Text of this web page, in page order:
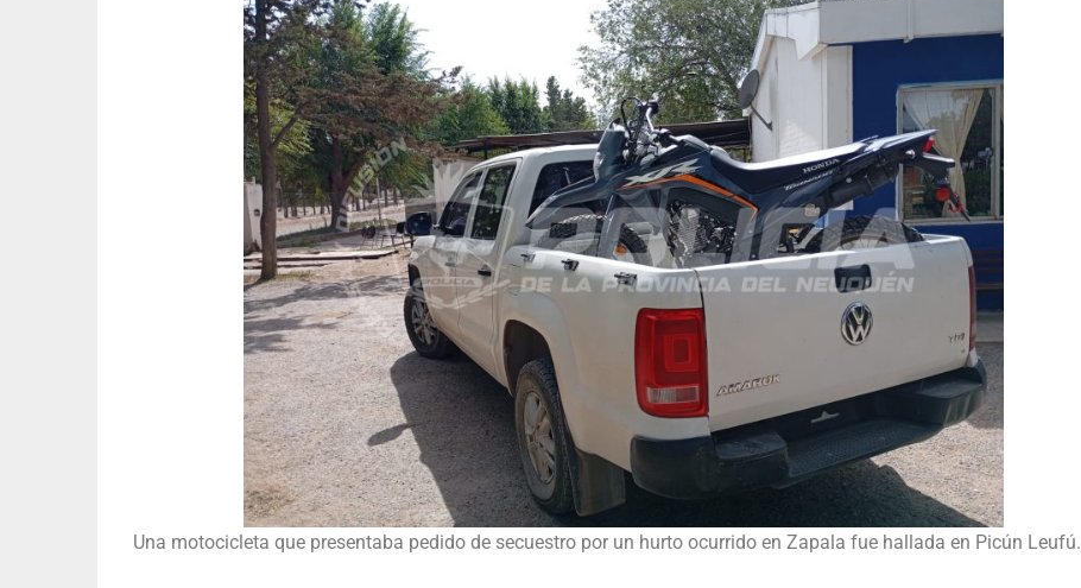
Una motocicleta que presentaba pedido de secuestro por un hurto ocurrido en Zapala fue hallada en Picún Leufú.